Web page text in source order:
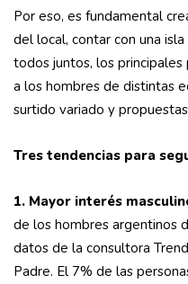
Por eso, es fundamental
del local, contar con una
todos juntos, los
a los hombres de distintas
surtido variado y
Tres tendencias para
1. Mayor interés
de los hombres argentinos
datos de la consultora
Padre. El 7% de las